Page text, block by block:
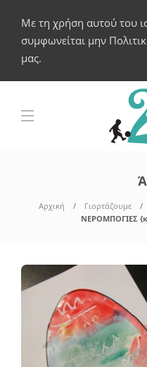
Με τη χρήση αυτού του
συμφωνείται μην
μας.
Αρχική Γιορτάζουμε
ΝΕΡΟΜΠΟΓΙΕΣ